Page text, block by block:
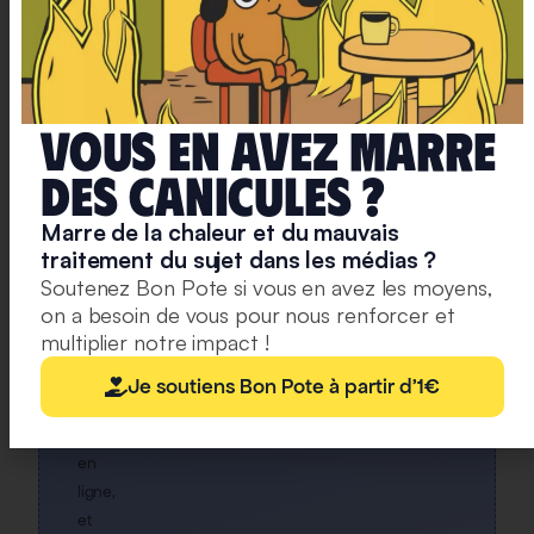
+30
000
DÉJÀ
INSCRITS
Rejoignez
notre
newsletter
Une
alerte
pour
chaque
en
ligne,
et
Vous en avez marre
deS caniculeS ?
Marre de la chaleur et du mauvais
traitement du sujet dans les médias ?
Soutenez Bon Pote si vous en avez les moyens,
on a besoin de vous pour nous renforcer et
multiplier notre impact !
Je soutiens Bon Pote à partir d'1€